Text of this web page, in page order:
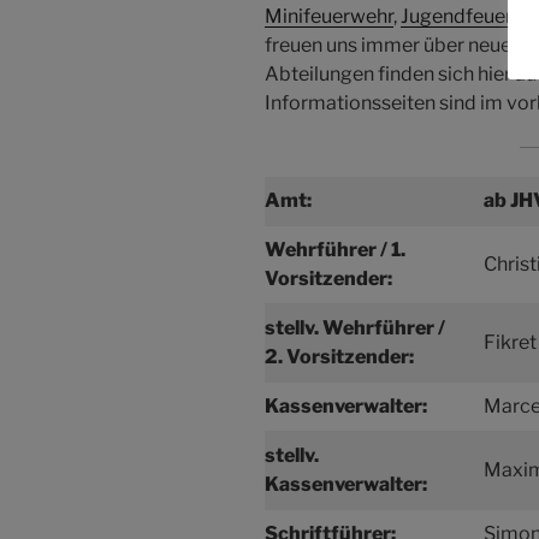
Minifeuerwehr,
freuen uns immer über neue
Abteilungen finden sich hier
Informationsseiten sind im
Amt: ab
Wehrführer / 1.
Vorsitzender:
stellv. Wehrführer /
2. Vorsitzender:
Kassenverwalter:
stellv.
Kassenverwalter:
Schriftführer: